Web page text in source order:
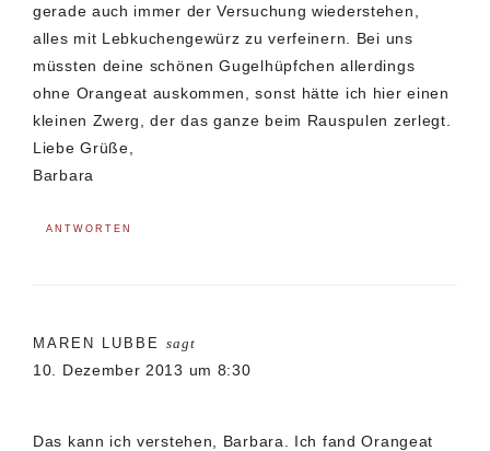
gerade auch immer der Versuchung wiederstehen,
alles mit Lebkuchengewürz zu verfeinern. Bei uns
müssten deine schönen Gugelhüpfchen allerdings
ohne Orangeat auskommen, sonst hätte ich hier einen
kleinen Zwerg, der das ganze beim Rauspulen zerlegt.
Liebe Grüße,
Barbara
ANTWORTEN
MAREN LUBBE sagt
10. Dezember 2013 um 8:30
Das kann ich verstehen, Barbara. Ich fand Orangeat